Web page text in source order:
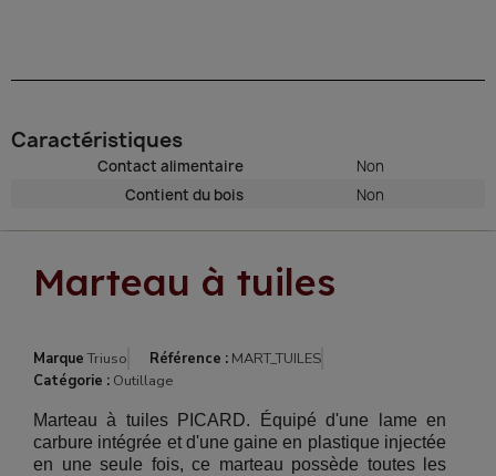
Caractéristiques
Contact alimentaire
Non
Contient du bois
Non
Marteau à tuiles
Marque Triuso Référence : MART_TUILES
Catégorie : Outillage
Marteau à tuiles PICARD. Équipé d'une lame en
carbure intégrée et d'une gaine en plastique injectée
en une seule fois, ce marteau possède toutes les